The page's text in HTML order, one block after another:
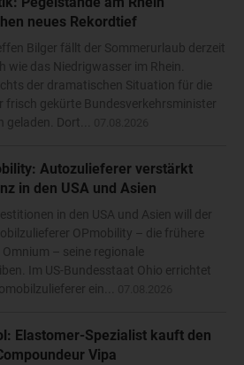
neues Rekordtief
Bilger fällt der Sommerurlaub derzeit
wie das Niedrigwasser im Rhein.
der dramatischen Situation für die
gekürte Bundesverkehrsminister
geladen. Dort...
Autozulieferer verstärkt
in den USA und Asien
in den USA und Asien will der
OPmobility – die frühere
Omnium – seine regionale
Im US-Bundesstaat Ohio errichtet
ein...
Elastomer-Spezialist kauft den
Vipa